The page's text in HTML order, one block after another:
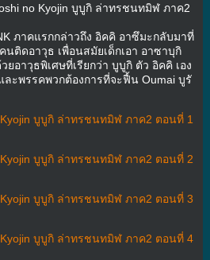
no Kyojin บูบูกิ ล่าทรชนทมิฬ ภาค2
ภาคแรกกล่าวถึง อิคคิ อาซึมะกลับมาที่
ติดอาวุธ เพื่อนสมัยเด็กเอา อาซาบุกิ
ยอาวุธพิเศษที่เรียกว่า บูบูกิ ตัว อิคคิ เอง
ละพรรคพวกต้องการที่จะฟื้น Oumai บูรั
Kyojin บูบูกิ ล่าทรชนทมิฬ ภาค2 ตอนที่ 1
Kyojin บูบูกิ ล่าทรชนทมิฬ ภาค2 ตอนที่ 2
Kyojin บูบูกิ ล่าทรชนทมิฬ ภาค2 ตอนที่ 3
Kyojin บูบูกิ ล่าทรชนทมิฬ ภาค2 ตอนที่ 4